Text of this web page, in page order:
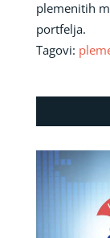
plemenitih
portfelja.
Tagovi: